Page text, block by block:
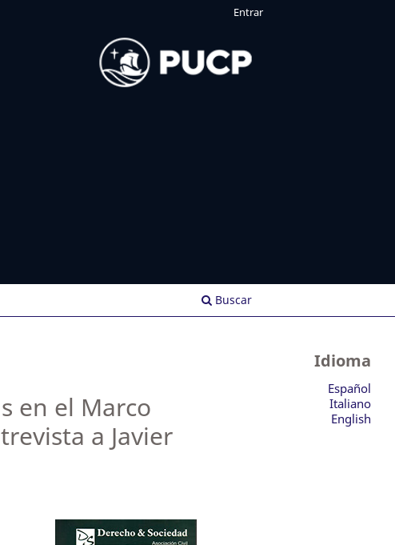
Buscar
Entrar
en el Marco
a Javier
Idioma
Español
Italiano
English